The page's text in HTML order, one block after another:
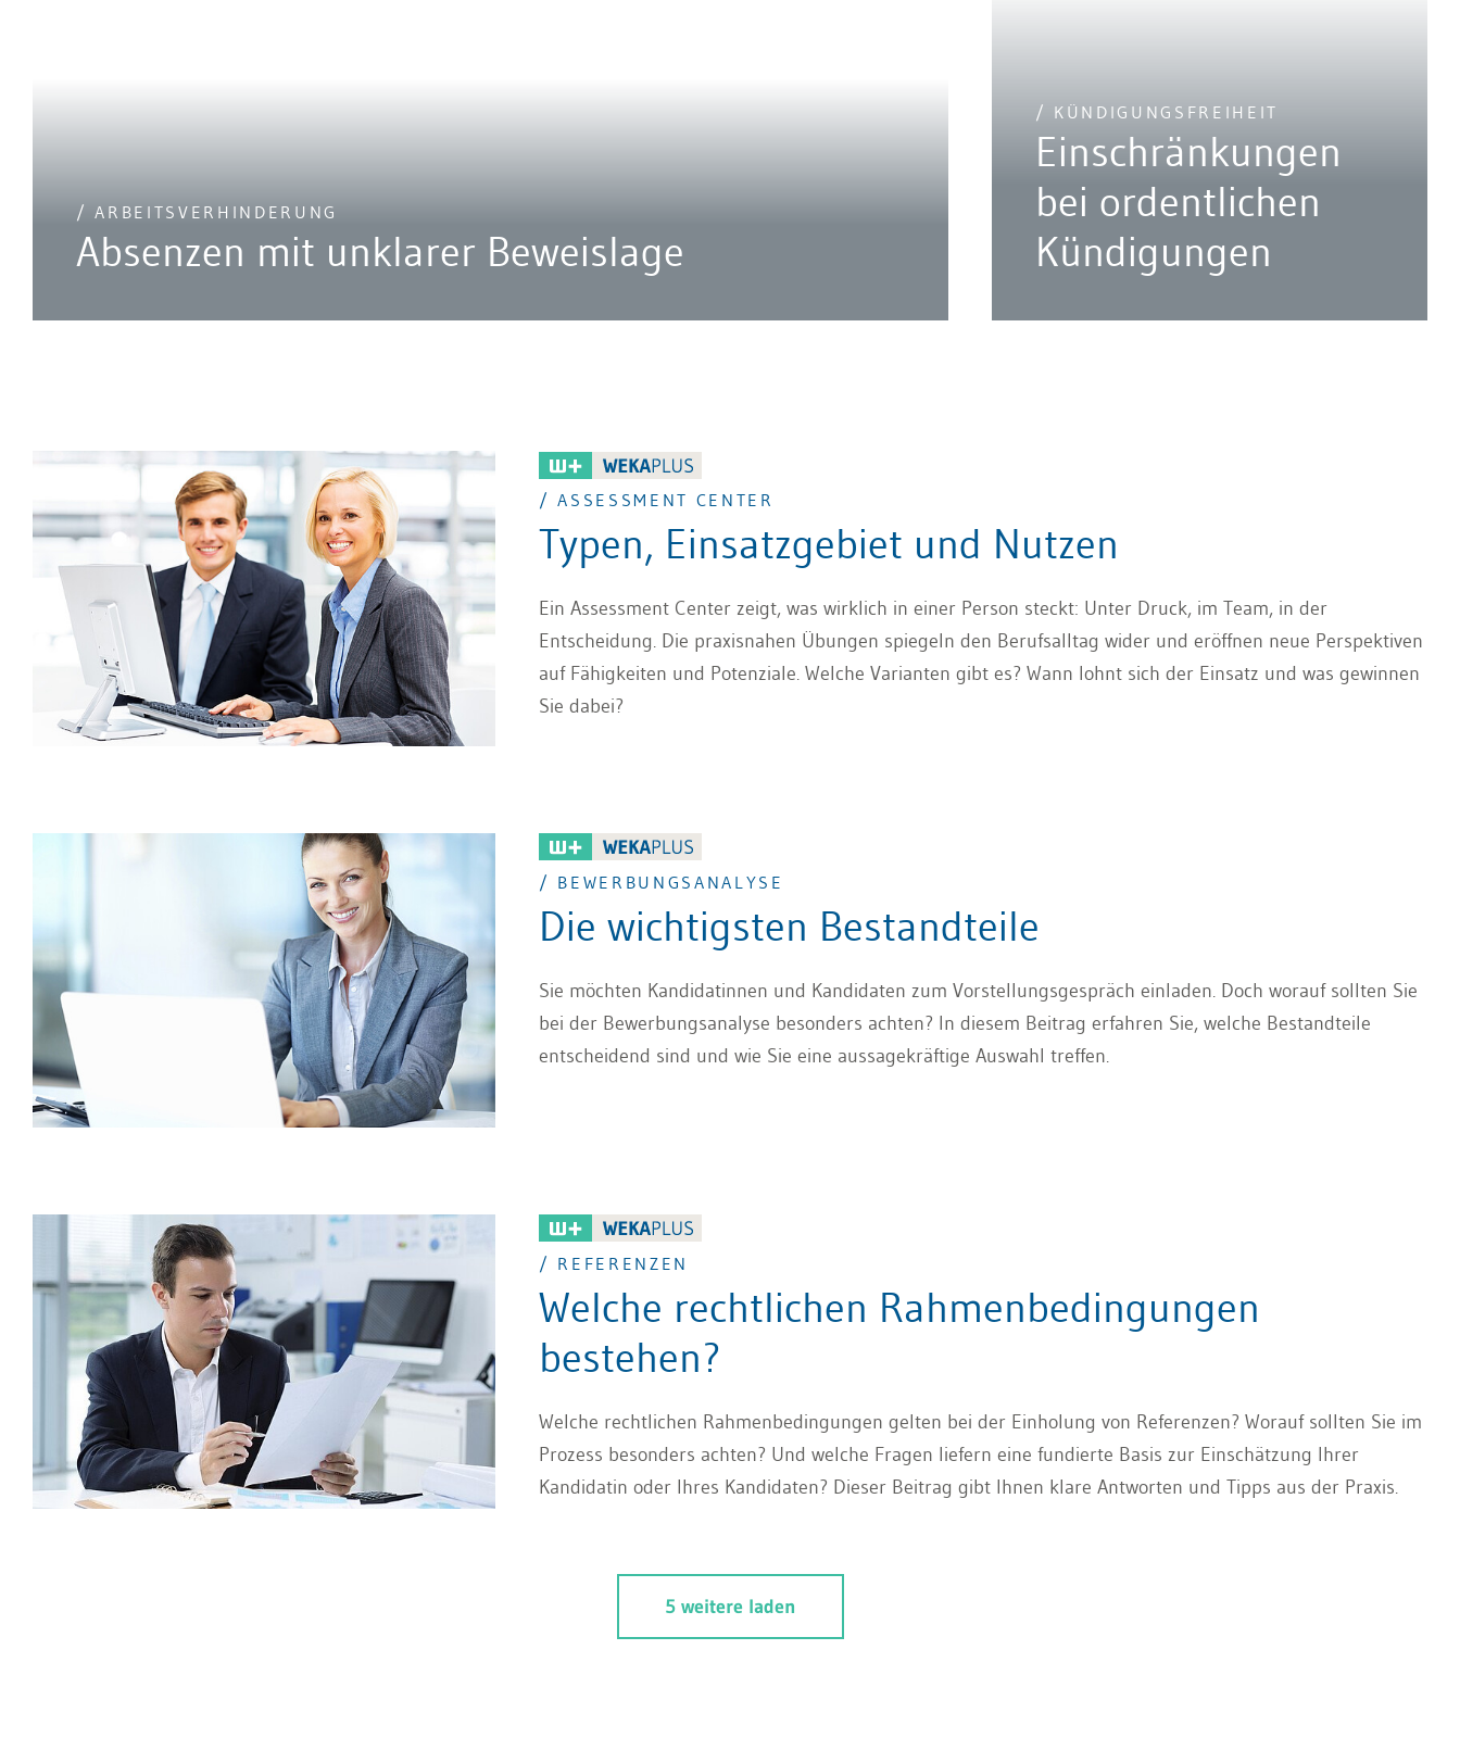
/ ARBEITSVERHINDERUNG
Absenzen mit unklarer Beweislage
/ KÜNDIGUNGSFREIHEIT
Einschränkungen
bei ordentlichen
Kündigungen
/ ASSESSMENT CENTER
Typen, Einsatzgebiet und Nutzen
Ein Assessment Center zeigt, was wirklich in einer Person steckt: Unter Druck, im Team, in der
Entscheidung. Die praxisnahen Übungen spiegeln den Berufsalltag wider und eröffnen neue Perspektiven
auf Fähigkeiten und Potenziale. Welche Varianten gibt es? Wann lohnt sich der Einsatz und was gewinnen
Sie dabei?
/ BEWERBUNGSANALYSE
Die wichtigsten Bestandteile
Sie möchten Kandidatinnen und Kandidaten zum Vorstellungsgespräch einladen. Doch worauf sollten Sie
bei der Bewerbungsanalyse besonders achten? In diesem Beitrag erfahren Sie, welche Bestandteile
entscheidend sind und wie Sie eine aussagekräftige Auswahl treffen.
/ REFERENZEN
Welche rechtlichen Rahmenbedingungen
bestehen?
Welche rechtlichen Rahmenbedingungen gelten bei der Einholung von Referenzen? Worauf sollten Sie im
Prozess besonders achten? Und welche Fragen liefern eine fundierte Basis zur Einschätzung Ihrer
Kandidatin oder Ihres Kandidaten? Dieser Beitrag gibt Ihnen klare Antworten und Tipps aus der Praxis.
5 weitere laden